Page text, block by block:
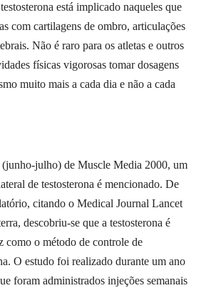
está implicado naqueles que
com cartilagens de ombro, articulações
Não é raro para os atletas e outros
físicas vigorosas tomar dosagens
muito mais a cada dia e não a cada
julho) de Muscle Media 2000, um
de testosterona é mencionado. De
citando o Medical Journal Lancet
descobriu-se que a testosterona é
como o método de controle de
O estudo foi realizado durante um ano
foram administrados injeções semanais